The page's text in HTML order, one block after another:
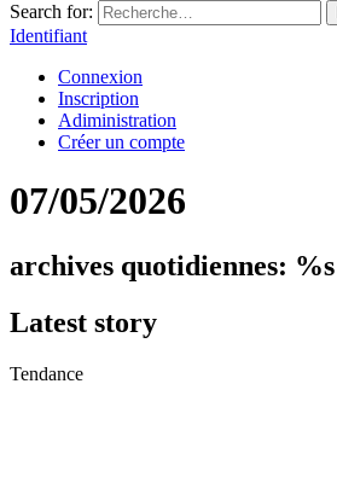
Search for:
Identifiant
Connexion
Inscription
Adiministration
Créer un compte
07/05/2026
archives quotidiennes: %s
Latest story
Tendance